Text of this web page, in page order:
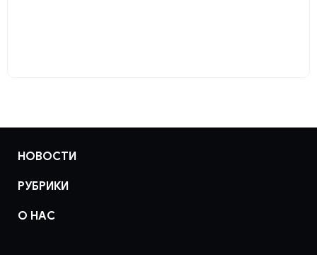
НОВОСТИ
РУБРИКИ
О НАС